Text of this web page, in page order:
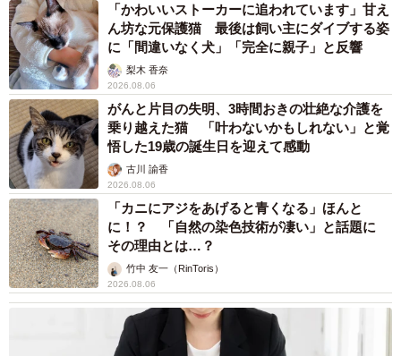
「かわいいストーカーに追われています」甘え
ん坊な元保護猫 最後は飼い主にダイブする姿
に「間違いなく犬」「完全に親子」と反響
梨木 香奈
2026.08.06
がんと片目の失明、3時間おきの壮絶な介護を
乗り越えた猫 「叶わないかもしれない」と覚
悟した19歳の誕生日を迎えて感動
古川 諭香
2026.08.06
「カニにアジをあげると青くなる」ほんと
に！？ 「自然の染色技術が凄い」と話題に
その理由とは…？
竹中 友一（RinToris）
2026.08.06